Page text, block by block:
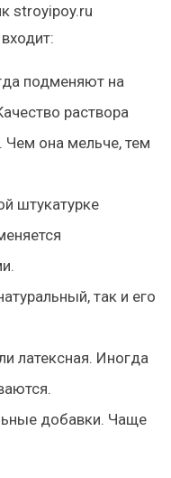
stroyipoy.ru
подменяют на
раствора
Чем она мельче, тем
штукатурке
так и его
латексная. Иногда
добавки. Чаще